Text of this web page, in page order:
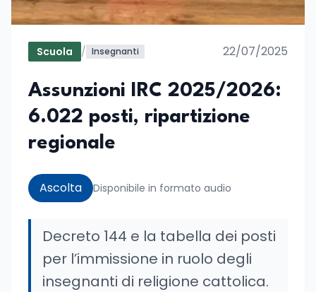
Scuola / Insegnanti 22/07/2025
Assunzioni IRC 2025/2026:
6.022 posti, ripartizione
regionale
Ascolta Disponibile in formato audio
Decreto 144 e la tabella dei posti
per l’immissione in ruolo degli
insegnanti di religione cattolica.